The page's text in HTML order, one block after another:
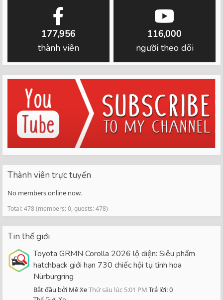
177,956
thành viên
116,000
người theo dõi
Thành viên trực tuyến
No members online now.
Total: 478 (members: 0, guests: 478)
Tin thế giới
Toyota GRMN Corolla 2026 lộ diện: Siêu phẩm
hatchback giới hạn 730 chiếc hội tụ tinh hoa
Nürburgring
Bắt đầu bởi Mê XeThứ sáu lúc 5:01 PM Trả lời: 0